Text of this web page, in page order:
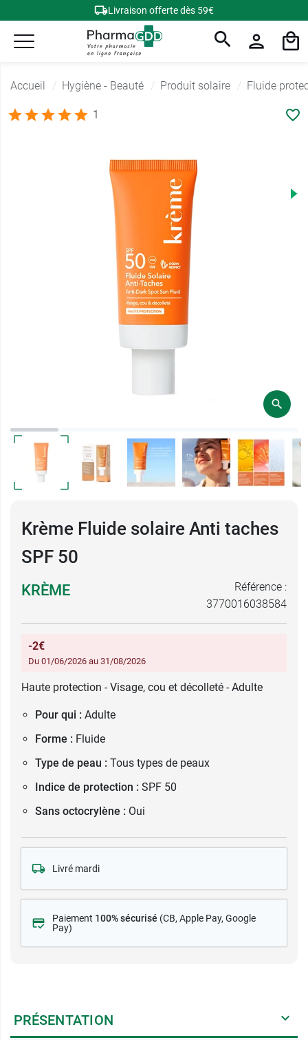
Livraison offerte dès 59€
Accueil Hygiène - Beauté Produit solaire Fluide
1
Krème Fluide solaire Anti taches
SPF 50
KRÈME
Référence :
3770016038584
-2€
Du 01/06/2026 au 31/08/2026
Haute protection - Visage, cou et décolleté - Adulte
Pour qui : Adulte
Forme : Fluide
Type de peau : Tous types de peaux
Indice de protection : SPF 50
Sans octocrylène : Oui
Livré mardi
Paiement 100% sécurisé (CB, Apple Pay, Google
Pay)
PRÉSENTATION